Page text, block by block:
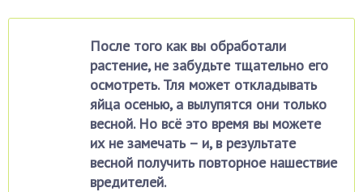
После того как вы обработали
растение, не забудьте тщательно его
осмотреть. Тля может откладывать
яйца осенью, а вылупятся они только
весной. Но всё это время вы можете
их не замечать – и, в результате
весной получить повторное нашествие
вредителей.